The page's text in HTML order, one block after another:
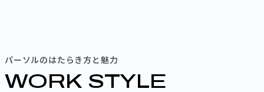
パーソルのはたらき方と魅力
WORK STYLE